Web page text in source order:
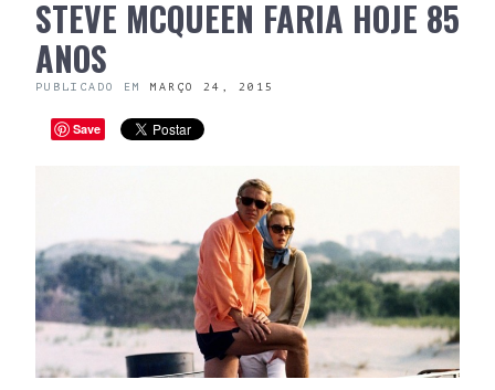
CONTENTSTEVE MCQUEEN FARIA HOJE 85
ANOS
PUBLICADO EM MARÇO 24, 2015
Save